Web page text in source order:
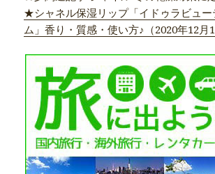
★シャネル保湿リップ「イドゥラビュー
ム」香り・質感・使い方♪（2020年12月